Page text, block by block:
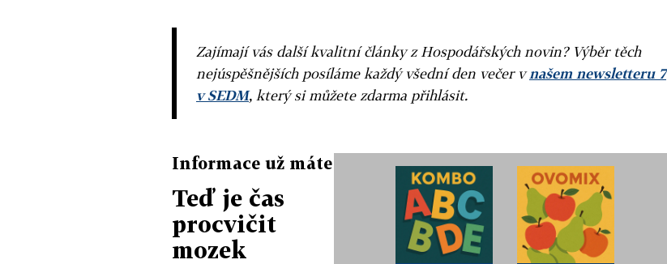
Zajímají vás další kvalitní články z Hospodářských novin? Výběr těch
nejúspěšnějších posíláme každý všední den večer vnašem newsletteru 7
v SEDM, který si můžete zdarma přihlásit.
Informace už máte
Teď je čas
procvičit
mozek